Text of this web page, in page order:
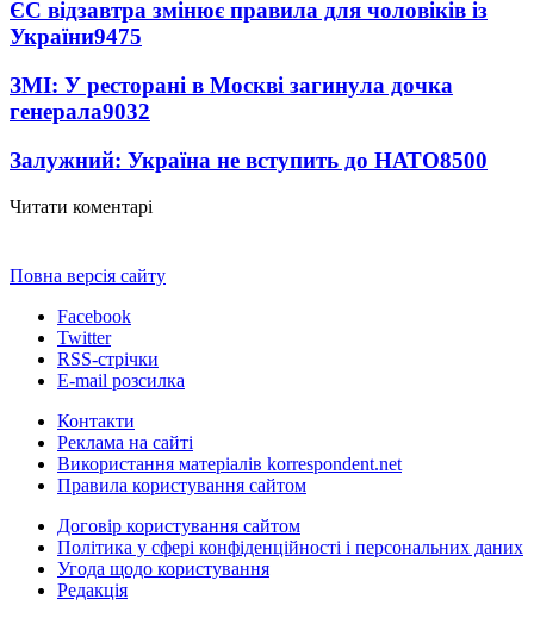
ЄС відзавтра змінює правила для чоловіків із
України9475
ЗМІ: У ресторані в Москві загинула дочка
генерала9032
Залужний: Україна не вступить до НАТО8500
Читати коментарі
Повна версія сайту
Facebook
Twitter
RSS-стрічки
E-mail розсилка
Контакти
Реклама на сайті
Використання матеріалів korrespondent.net
Правила користування сайтом
Договір користування сайтом
Політика у сфері конфіденційності і персональних даних
Угода щодо користування
Редакція